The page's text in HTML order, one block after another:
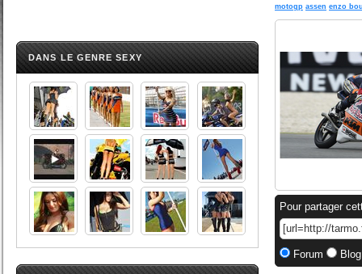
DANS LE GENRE SEXY
motogp assen enzo
Pour partager
Forum